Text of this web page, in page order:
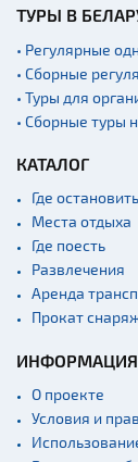
ТУРЫ В
• Регулярные
• Сборные
• Туры для
• Сборные туры
КАТАЛОГ
Где
Места отдыха
Где поесть
Развлечения
Аренда
Прокат
ИНФОРМАЦИЯ
О проекте
Условия и